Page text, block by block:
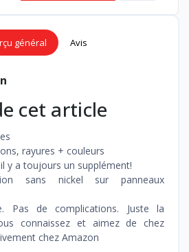
général Avis
cet article
rayures + couleurs
y a toujours un supplément!
sans nickel sur panneaux
Pas de complications. Juste la
connaissez et aimez de chez
chez Amazon